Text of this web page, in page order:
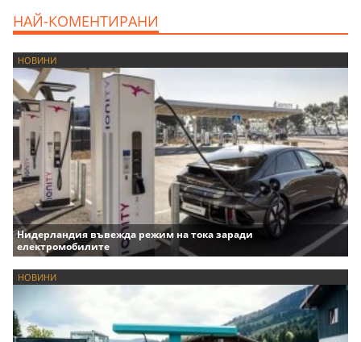
НАЙ-КОМЕНТИРАНИ
НОВИНИ
Нидерландия въвежда режим на тока заради
електромобилите
НОВИНИ